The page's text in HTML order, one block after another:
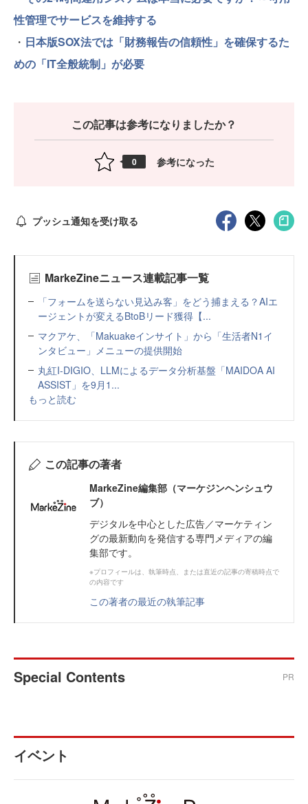
性管理でサービスを維持する
・ 日本版SOX法では「財務報告の信頼性」を確保するた
めの「IT全般統制」が必要
この記事は参考になりましたか？
0 参考になった
プッシュ通知を受け取る
MarkeZineニュース連載記事一覧
「フォームを送らない見込み客」をどう捕まえる？AIエ
ージェントが変えるBtoBリード獲得【...
マクアケ、「Makuakeインサイト」から「生活者N1イ
ンタビュー」メニューの提供開始
丸紅I-DIGIO、LLMによるデータ分析基盤「MAIDOA AI
ASSIST」を9月1...
もっと読む
この記事の著者
MarkeZine編集部（マーケジンヘンシュウ
ブ）
デジタルを中心とした広告／マーケティン
グの最新動向を発信する専門メディアの編
集部です。
※プロフィールは、執筆時点、または直近の記事の寄稿時点で
の内容です
この著者の最近の執筆記事
Special Contents PR
イベント